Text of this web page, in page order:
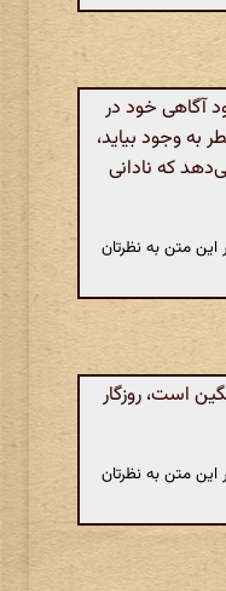
آگاهی خود در
وجود بیاید،
که نادانی
متن به نظرتان
است، روزگار
متن به نظرتان